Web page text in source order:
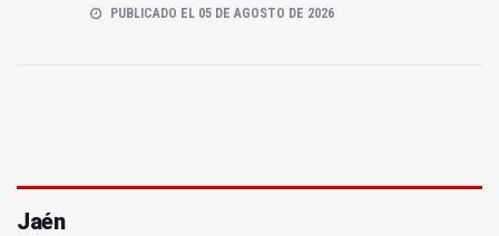
PUBLICADO EL 05 DE AGOSTO DE 2026
Jaén